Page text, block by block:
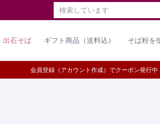
漬物・おつまみ
検索しています
出石そば ギフト商品（送料込） そば粉を
会員登録（アカウント作成）でクーポン発行中